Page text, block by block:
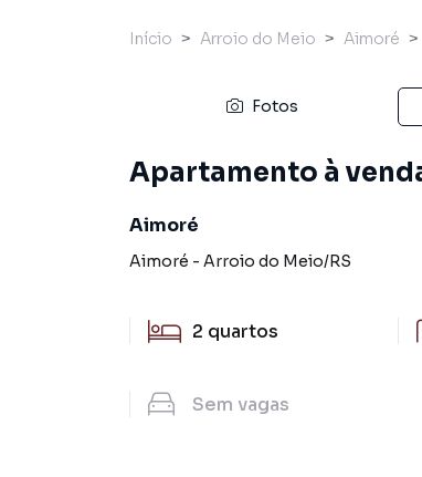
Início Arroio do Meio Aimoré
Fotos
Apartamento à
Aimoré
Aimoré - Arroio do Meio/RS
2 quartos
Sem vagas